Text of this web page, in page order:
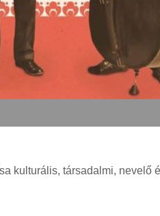
kulturális, társadalmi, nevelő